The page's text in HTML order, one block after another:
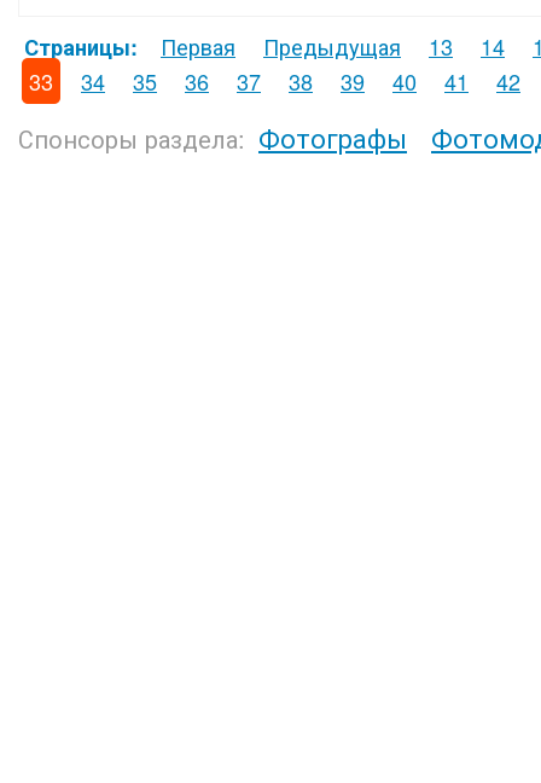
Страницы: Первая Предыдущая 13 14
33
34 35 36 37 38 39 40 41 42
Спонсоры раздела: Фотографы